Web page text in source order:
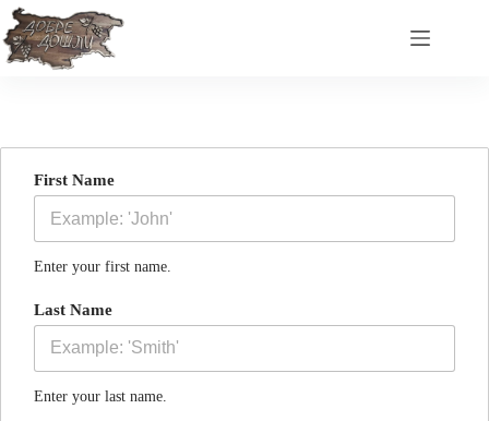
Skip
to
content
First Name
Enter your first name.
Last Name
Enter your last name.